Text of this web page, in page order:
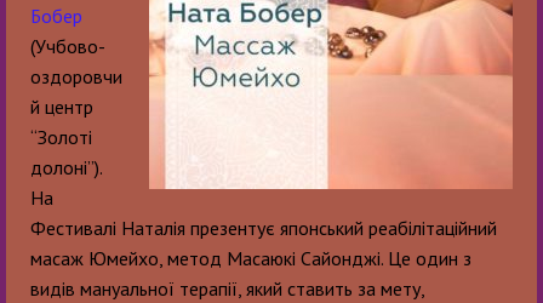
Бобер
(Учбово-
оздоровчи
й центр
“Золоті
долонi”).
На
Фестивалі Наталія презентує японський реабілітаційний
масаж Юмейхо, метод Масаюкі Сайонджі. Це один з
видів мануальної терапії, який ставить за мету,